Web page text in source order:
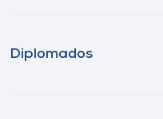
Diplomados